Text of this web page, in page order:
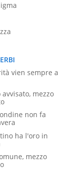
vien sempre a
avvisato, mezzo
non fa
ha l'oro in
mezzo